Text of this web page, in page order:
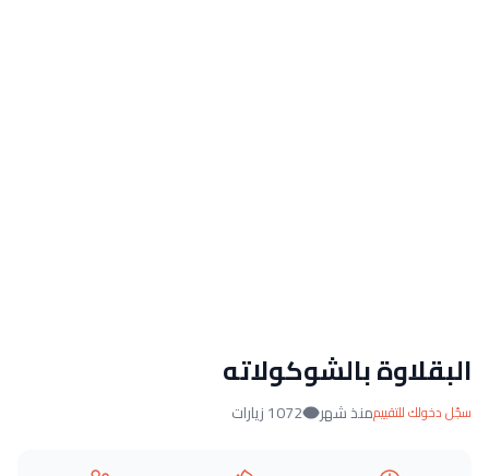
البقلاوة بالشوكولاته
سجّل دخولك للتقييممنذ شهر 1072 زيارات